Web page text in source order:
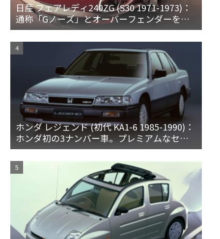
日産 フェアレディ240ZG (S30 1971-1973)：
通称「Gノーズ」とオーバーフェンダーを装
備した特別なZ
ホンダ レジェンド (初代 KA1-6 1985-1990)：
ホンダ初の3ナンバー車。プレミアムなセダ
ンとハードトップ